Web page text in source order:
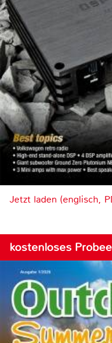
Jetzt laden (englisch,
kostenloses